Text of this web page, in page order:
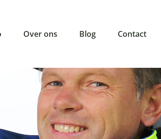
Over ons Blog Contact